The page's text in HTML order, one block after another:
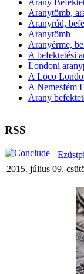
Arany
Aranytömb,
Aranyrúd,
Aranytömb
Aranyérme,
A befektetési
Londoni
A Loco
A Nemesfém
Arany
RSS
2015. július 09.